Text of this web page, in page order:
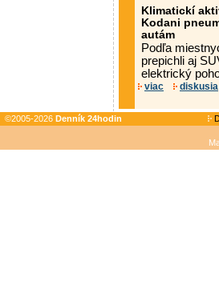
Klimatickí
Kodani
autám
Podľa
prepichli aj
elektrický
viac diskusia
©2005-2026 Denník 24hodin